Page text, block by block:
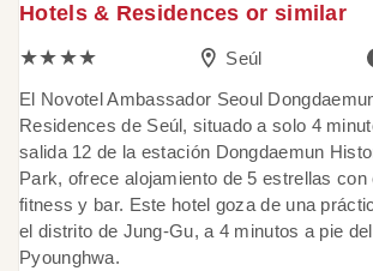
Hotels & Residences or similar
★★★★
Seúl
El Novotel Ambassador Seoul
Residences de Seúl, situado a solo 4
salida 12 de la estación Dongdaemun
Park, ofrece alojamiento de 5 estrellas con
fitness y bar. Este hotel goza de una
el distrito de Jung-Gu, a 4 minutos a pie
Pyounghwa.